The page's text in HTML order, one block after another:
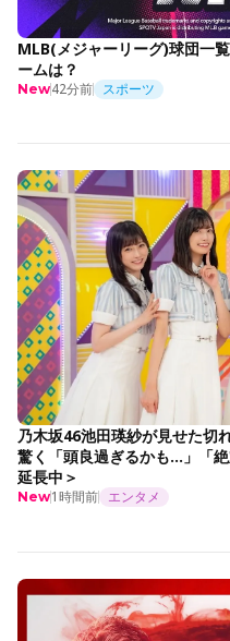
MLB(メジャーリーグ)球団一
ームは？
New42分前 スポーツ
乃木坂46池田瑛紗が見せた切
驚く「頭良過ぎるかも…」「
延長中＞
New1時間前 エンタメ